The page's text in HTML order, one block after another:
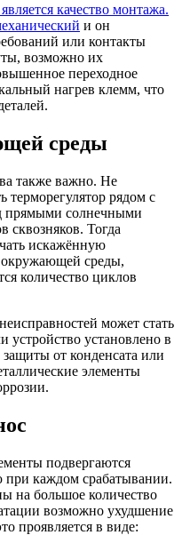
качество монтажа.
и он
или контакты
возможно их
переходное
нагрев клемм, что
среды
также важно. Не
терморегулятор рядом с
прямыми солнечными
сквозняков. Тогда
искажённую
среды,
количество циклов
может стать
установлено в
от конденсата или
элементы
подвергаются
при каждом срабатывании.
на большое количество
возможно ухудшение
проявляется в виде: